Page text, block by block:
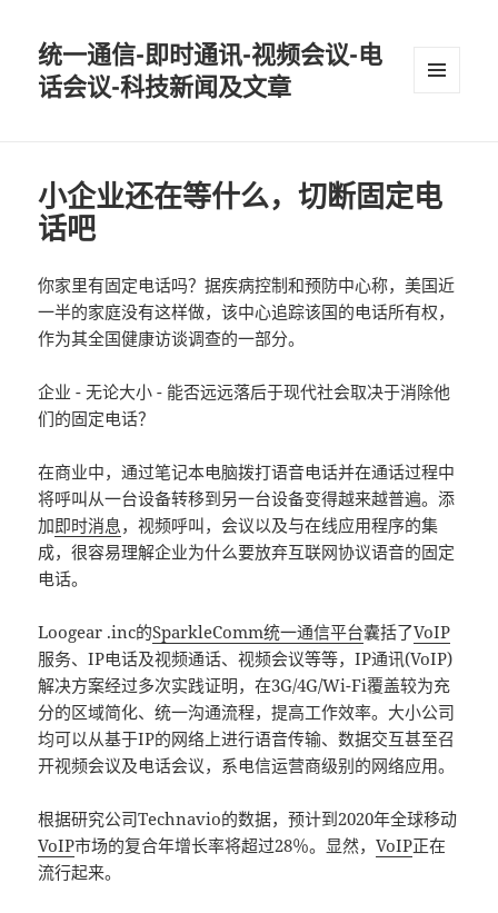
统一通信-即时通讯-视频会议-电
话会议-科技新闻及文章
小企业还在等什么，切断固定电
话吧
你家里有固定电话吗？据疾病控制和预防中心称，美国近
一半的家庭没有这样做，该中心追踪该国的电话所有权，
作为其全国健康访谈调查的一部分。
企业 - 无论大小 - 能否远远落后于现代社会取决于消除他
们的固定电话？
在商业中，通过笔记本电脑拨打语音电话并在通话过程中
将呼叫从一台设备转移到另一台设备变得越来越普遍。添
加即时消息，视频呼叫，会议以及与在线应用程序的集
成，很容易理解企业为什么要放弃互联网协议语音的固定
电话。
Loogear .inc的SparkleComm统一通信平台囊括了VoIP
服务、IP电话及视频通话、视频会议等等，IP通讯(VoIP)
解决方案经过多次实践证明，在3G/4G/Wi-Fi覆盖较为充
分的区域简化、统一沟通流程，提高工作效率。大小公司
均可以从基于IP的网络上进行语音传输、数据交互甚至召
开视频会议及电话会议，系电信运营商级别的网络应用。
根据研究公司Technavio的数据，预计到2020年全球移动
VoIP市场的复合年增长率将超过28％。显然，VoIP正在
流行起来。